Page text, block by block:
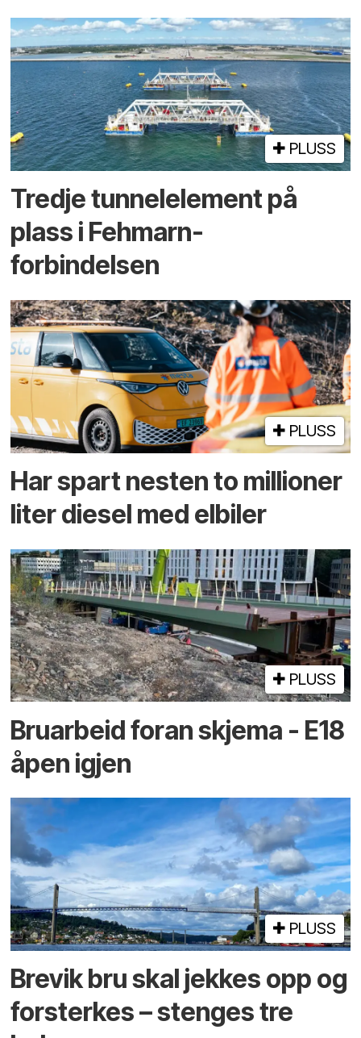
PLUSS
Tredje tunnel­element på
plass i Fehmarn-
forbindelsen
PLUSS
Har spart nesten to millioner
liter diesel med elbiler
PLUSS
Bruarbeid foran skjema - E18
åpen igjen
PLUSS
Brevik bru skal jekkes opp og
forsterkes – stenges tre